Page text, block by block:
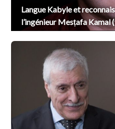
Langue Kabyle et
l’ingénieur Mesṭafa Kamal